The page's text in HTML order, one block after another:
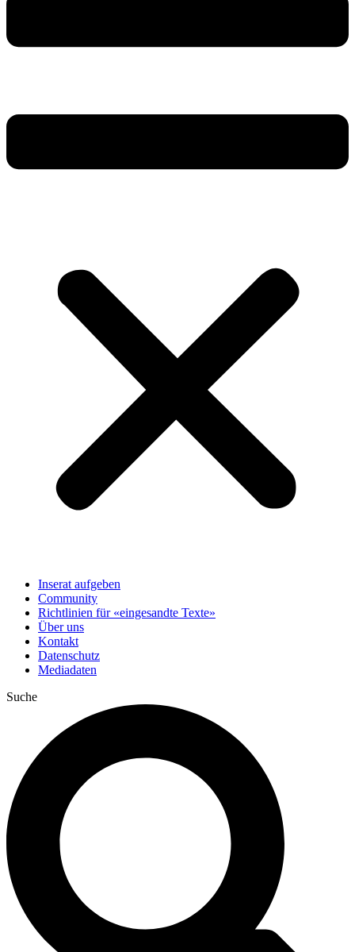
Inserat aufgeben
Community
Richtlinien für «eingesandte Texte»
Über uns
Kontakt
Datenschutz
Mediadaten
Suche